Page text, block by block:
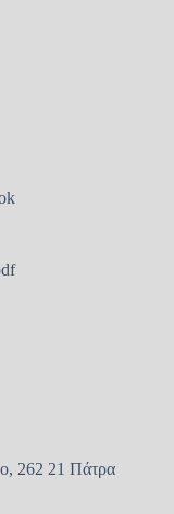
262 21 Πάτρα